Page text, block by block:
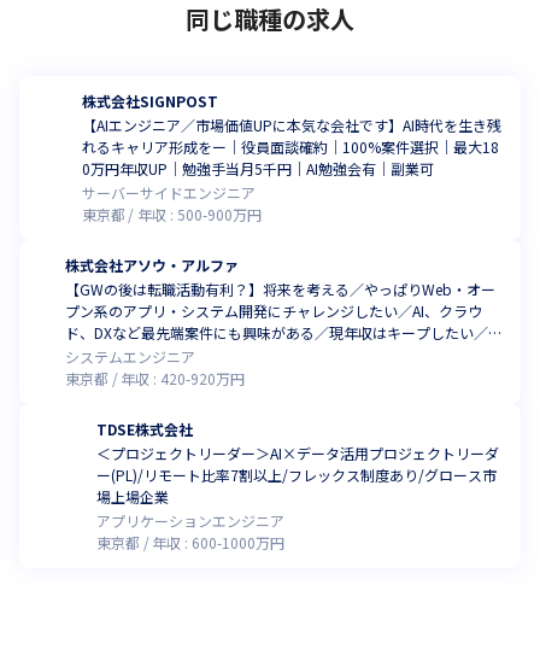
同じ職種の求人
株式会社SIGNPOST
【AIエンジニア／市場価値UPに本気な会社です】AI時代を生き残
れるキャリア形成をー｜役員面談確約｜100%案件選択｜最大18
0万円年収UP｜勉強手当月5千円｜AI勉強会有｜副業可
サーバーサイドエンジニア
東京都
年収 : 500-900万円
株式会社アソウ・アルファ
【GWの後は転職活動有利？】将来を考える／やっぱりWeb・オー
プン系のアプリ・システム開発にチャレンジしたい／AI、クラウ
ド、DXなど最先端案件にも興味がある／現年収はキープしたい／で
きる限り通勤時間は少ない方がいい／技術だけでなく人としても頼
られる存在になりたい
システムエンジニア
東京都
年収 : 420-920万円
TDSE株式会社
＜プロジェクトリーダー＞AI×データ活用プロジェクトリーダ
ー(PL)/リモート比率7割以上/フレックス制度あり/グロース市
場上場企業
アプリケーションエンジニア
東京都
年収 : 600-1000万円